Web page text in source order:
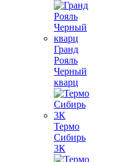
Гранд
Рояль
Черный
кварц
Термо
Сибирь
3К